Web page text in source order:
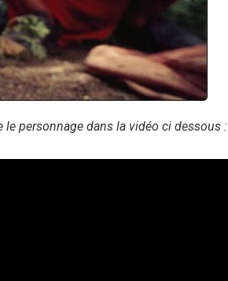
le personnage dans la vidéo ci dessous :